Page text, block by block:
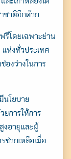
ชาติอีกด้วย
รีโดยเฉพาะย่าน
ห่งทั่วประเทศ
องว่างในการ
นโยบาย
ยการให้การ
อายุและผู้
ช่วยเหลือเมื่อ